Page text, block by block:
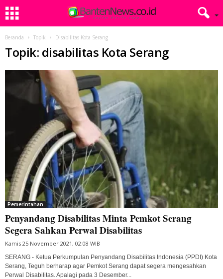
Beranda Topik Disabilitas Kota Serang
Topik: disabilitas Kota Serang
Pemerintahan
Penyandang Disabilitas Minta Pemkot Serang
Segera Sahkan Perwal Disabilitas
Kamis 25 November 2021, 02:08 WIB
SERANG - Ketua Perkumpulan Penyandang Disabilitas Indonesia (PPDI) Kota
Serang, Teguh berharap agar Pemkot Serang dapat segera mengesahkan
Perwal Disabilitas. Apalagi pada 3 Desember...